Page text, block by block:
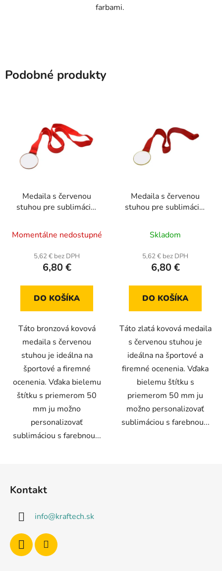
farbami.
Podobné produkty
Medaila s červenou
stuhou pre sublimáciu,
Momentálne nedostupné
5,62 € bez DPH
6,80 €
DO KOŠÍKA
Táto bronzová kovová
medaila s červenou
stuhou je ideálna na
športové a firemné
ocenenia. Vďaka bielemu
štítku s priemerom 50
mm ju možno
personalizovať
sublimáciou s farebnou...
Medaila s červenou
stuhou pre sublimáciu,
Skladom
5,62 € bez DPH
6,80 €
DO KOŠÍKA
Táto zlatá kovová medaila
s červenou stuhou je
ideálna na športové a
firemné ocenenia. Vďaka
bielemu štítku s
priemerom 50 mm ju
možno personalizovať
sublimáciou s farebnou...
Kontakt
info@kraftech.sk